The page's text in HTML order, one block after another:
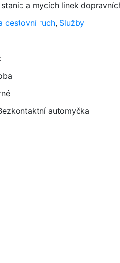
a mycích linek
cestovní ruch, Služby
automyčka